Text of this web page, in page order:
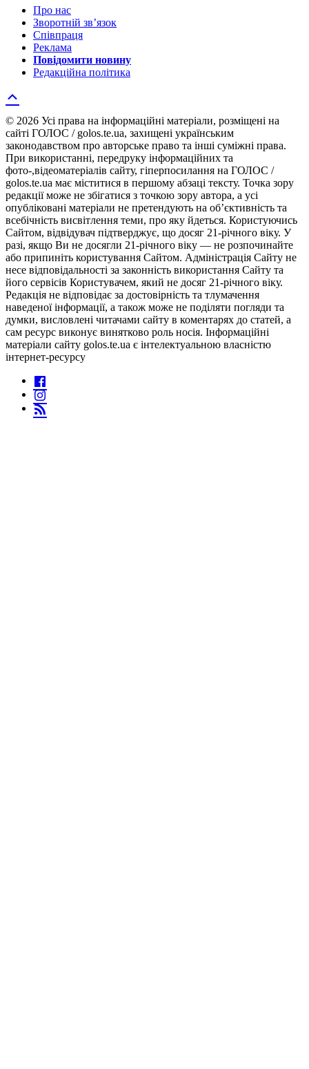
Про нас
Зворотній зв’язок
Співпраця
Реклама
Повідомити новину
Редакційна політика
© 2026 Усі права на інформаційні матеріали, розміщені на
сайті ГОЛОС / golos.te.ua, захищені українським
законодавством про авторське право та інші суміжні права.
При використанні, передруку інформаційних та
фото-,відеоматеріалів сайту, гіперпосилання на ГОЛОС /
golos.te.ua має міститися в першому абзаці тексту. Точка зору
редакції може не збігатися з точкою зору автора, а усі
опубліковані матеріали не претендують на об’єктивність та
всебічність висвітлення теми, про яку йдеться. Користуючись
Сайтом, відвідувач підтверджує, що досяг 21-річного віку. У
разі, якщо Ви не досягли 21-річного віку — не розпочинайте
або припиніть користування Сайтом. Адміністрація Сайту не
несе відповідальності за законність використання Сайту та
його сервісів Користувачем, який не досяг 21-річного віку.
Редакція не відповідає за достовірність та тлумачення
наведеної інформації, а також може не поділяти погляди та
думки, висловлені читачами сайту в коментарях до статей, а
сам ресурс виконує винятково роль носія. Інформаційні
матеріали сайту golos.te.ua є інтелектуальною власністю
інтернет-ресурсу